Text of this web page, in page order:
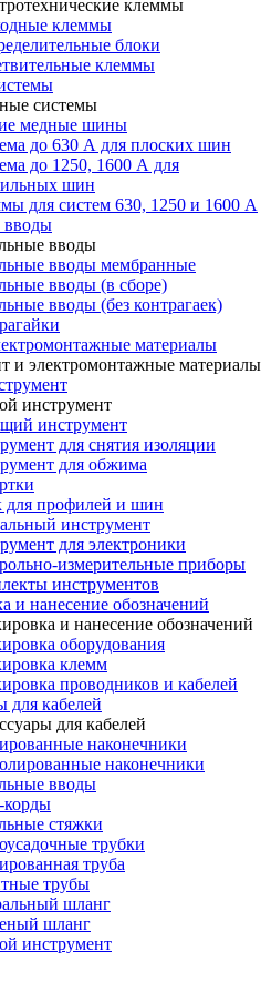
клеммы
клеммы
блоки
клеммы
системы
медные шины
до 630 А для плоских шин
до 1250, 1600 А для
шин
для систем 630, 1250 и 1600 А
вводы
вводы
вводы мембранные
вводы (в сборе)
вводы (без контрагаек)
материалы
и электромонтажные материалы
инструмент
инструмент
для снятия изоляции
для обжима
для профилей и шин
инструмент
для электроники
измерительные приборы
инструментов
и нанесение обозначений
и нанесение обозначений
оборудования
клемм
проводников и кабелей
для кабелей
для кабелей
наконечники
наконечники
вводы
корды
стяжки
трубки
труба
трубы
шланг
шланг
инструмент